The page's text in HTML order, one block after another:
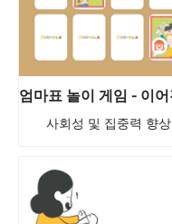
사회성 및 집중력 향상